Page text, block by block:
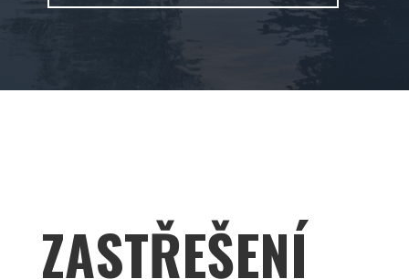
ZASTŘEŠENÍ